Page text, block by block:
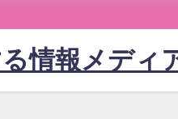
情報メディ